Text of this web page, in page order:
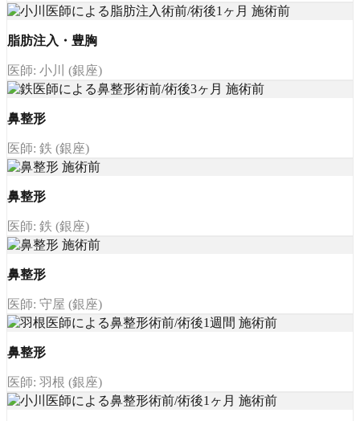
脂肪注入・豊胸
医師: 小川 (銀座)
鼻整形
医師: 鉄 (銀座)
鼻整形
医師: 鉄 (銀座)
鼻整形
医師: 守屋 (銀座)
鼻整形
医師: 羽根 (銀座)